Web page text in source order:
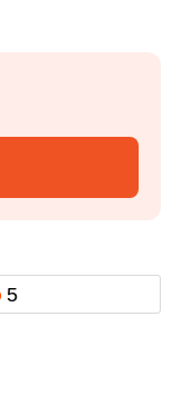
5